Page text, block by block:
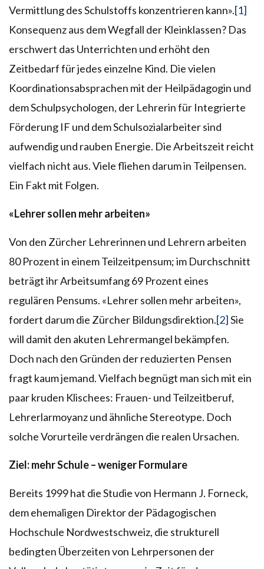
Vermittlung des Schulstoffs konzentrieren kann».[1]
Konsequenz aus dem Wegfall der Kleinklassen? Das
erschwert das Unterrichten und erhöht den
Zeitbedarf für jedes einzelne Kind. Die vielen
Koordinationsabsprachen mit der Heilpädagogin und
dem Schulpsychologen, der Lehrerin für Integrierte
Förderung IF und dem Schulsozialarbeiter sind
aufwendig und rauben Energie. Die Arbeitszeit reicht
vielfach nicht aus. Viele fliehen darum in Teilpensen.
Ein Fakt mit Folgen.
«Lehrer sollen mehr arbeiten»
Von den Zürcher Lehrerinnen und Lehrern arbeiten
80 Prozent in einem Teilzeitpensum; im Durchschnitt
beträgt ihr Arbeitsumfang 69 Prozent eines
regulären Pensums. «Lehrer sollen mehr arbeiten»,
fordert darum die Zürcher Bildungsdirektion.[2]Sie
will damit den akuten Lehrermangel bekämpfen.
Doch nach den Gründen der reduzierten Pensen
fragt kaum jemand. Vielfach begnügt man sich mit ein
paar kruden Klischees: Frauen- und Teilzeitberuf,
Lehrerlarmoyanz und ähnliche Stereotype. Doch
solche Vorurteile verdrängen die realen Ursachen.
Ziel: mehr Schule – weniger Formulare
Bereits 1999 hat die Studie von Hermann J. Forneck,
dem ehemaligen Direktor der Pädagogischen
Hochschule Nordwestschweiz, die strukturell
bedingten Überzeiten von Lehrpersonen der